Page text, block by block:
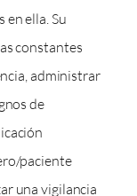
en ella. Su
constantes
administrar
de
paciente
una vigilancia